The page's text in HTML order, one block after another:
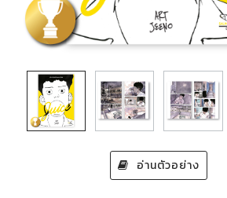
อ่านตัวอย่าง